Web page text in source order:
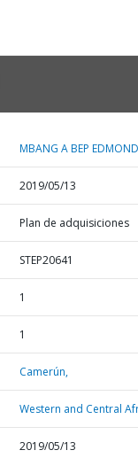
MBANG A BEP
2019/05/13
Plan de adquisiciones
STEP20641
1
1
Camerún,
Western and Central
2019/05/13